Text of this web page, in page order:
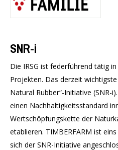
SNR-i
Die IRSG ist federführend tätig
Projekten. Das derzeit
Natural Rubber“-Initiative (SNR-
einen Nachhaltigkeitsstandard
Wertschöpfungskette der
etablieren. TIMBERFARM ist
sich der SNR-Initiative